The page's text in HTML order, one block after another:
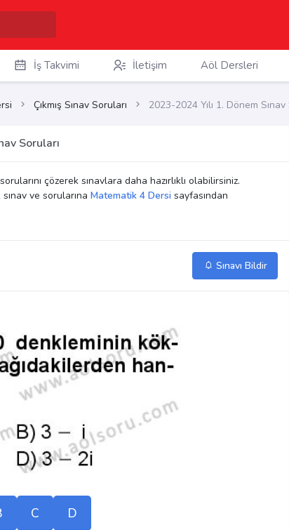
İş Takvimi İletişim Aöl Dersleri
Çıkmış Sınav Soruları 2023-2024 Yılı 1. Dönem Sınav
Soruları
çözerek sınavlara daha hazırlıklı olabilirsiniz.
ve sorularına Matematik 4 Dersi sayfasından
Sınavı Bildir
C D